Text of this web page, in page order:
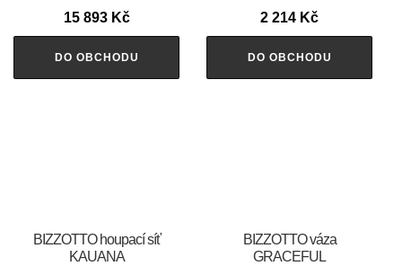
15 893 Kč
DO OBCHODU
2 214 Kč
DO OBCHODU
BIZZOTTO houpací síť
KAUANA
BIZZOTTO váza
GRACEFUL